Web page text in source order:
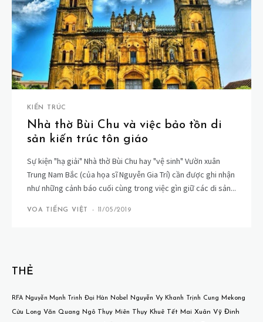
KIẾN TRÚC
Nhà thờ Bùi Chu và việc bảo tồn di
sản kiến trúc tôn giáo
Sự kiện "hạ giải" Nhà thờ Bùi Chu hay "vệ sinh" Vườn xuân
Trung Nam Bắc (của họa sĩ Nguyễn Gia Trí) cần được ghi nhận
như những cảnh báo cuối cùng trong việc gìn giữ các di sản...
VOA TIẾNG VIỆT - 11/05/2019
THẺ
RFA Nguyễn Mạnh Trinh Đại Hàn Nobel Nguyễn Vy Khanh Trịnh Cung Mekong
Cửu Long Văn Quang Ngô Thụy Miên Thụy Khuê Tết Mai Xuân Vỹ Đinh